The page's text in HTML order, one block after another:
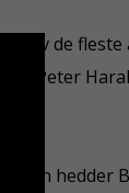
blev de
Peter
hedder